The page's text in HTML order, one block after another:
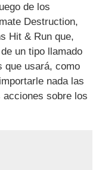
de los
Destruction,
Hit & Run que,
un tipo llamado
que usará, como
nada las
acciones sobre los